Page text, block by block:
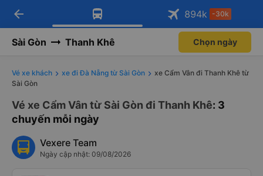
Tải app Vexere ngay!
Nhận ưu đãi thành viên độc
Mở app
Tải app Vexere
-30k/ghế khi đặt vé máy bay qua
Mở app
arrow_back 894k -30k
Sài Gòn Thanh Khê Chọn ngày
Vé xe khách xe đi Đà Nẵng từ Sài Gòn
xe Cẩm Vân đi Thanh Khê từ
Sài Gòn
Vé xe Cẩm Vân từ Sài Gòn đi Thanh Khê: 3
chuyến mỗi ngày
Vexere Team
Ngày cập nhật: 09/08/2026